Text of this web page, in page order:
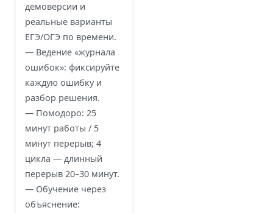
демоверсии и
реальные варианты
ЕГЭ/ОГЭ по времени.
— Ведение «журнала
ошибок»: фиксируйте
каждую ошибку и
разбор решения.
— Помодоро: 25
минут работы / 5
минут перерыв; 4
цикла — длинный
перерыв 20–30 минут.
— Обучение через
объяснение: